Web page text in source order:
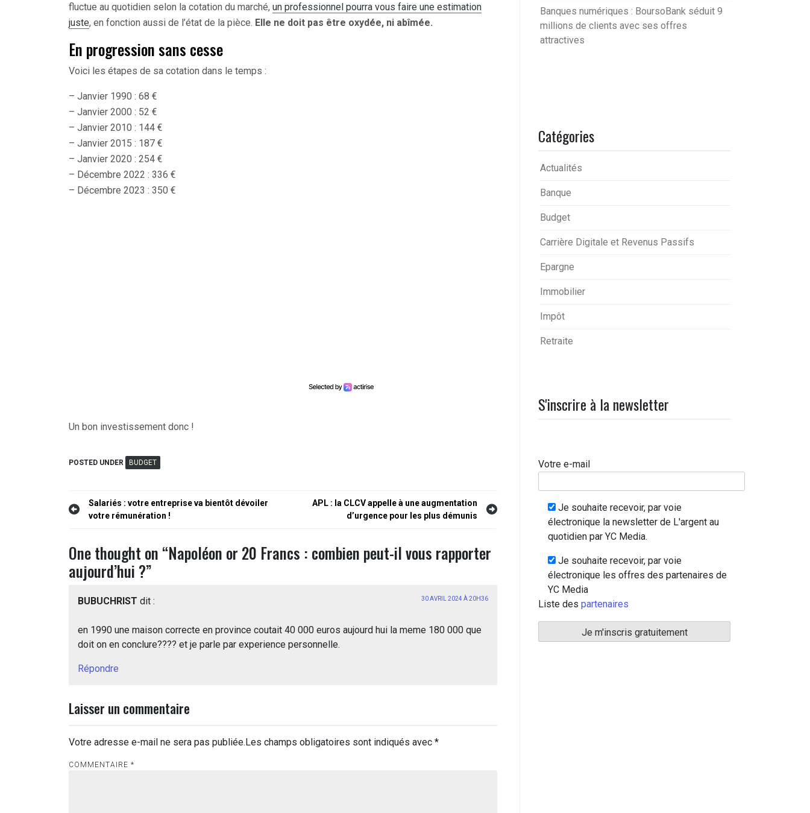
fluctue au quotidien selon la cotation du marché, un professionnel pourra vous faire une estimation
juste, en fonction aussi de l’état de la pièce. Elle ne doit pas être oxydée, ni abîmée.
En progression sans cesse
Voici les étapes de sa cotation dans le temps :
– Janvier 1990 : 68 €
– Janvier 2000 : 52 €
– Janvier 2010 : 144 €
– Janvier 2015 : 187 €
– Janvier 2020 : 254 €
– Décembre 2022 : 336 €
– Décembre 2023 : 350 €
Un bon investissement donc !
POSTED UNDER BUDGET
Navigation
l’article
Salariés : votre entreprise va bientôt dévoiler
votre rémunération !
APL : la CLCV appelle à une augmentation
d’urgence pour les plus démunis
One thought on “Napoléon or 20 Francs : combien peut-il vous rapporter
aujourd’hui ?”
BUBUCHRIST dit : 30 AVRIL 2024 À 20H36
en 1990 une maison correcte en province coutait 40 000 euros aujourd hui la meme 180 000 que
doit on en conclure???? et je parle par experience personnelle.
Répondre
Laisser un commentaire
Votre adresse e-mail ne sera pas publiée.Les champs obligatoires sont indiqués avec *
COMMENTAIRE *
Banques numériques : BoursoBank séduit 9
millions de clients avec ses offres
attractives
Catégories
Actualités
Banque
Budget
Carrière Digitale et Revenus Passifs
Epargne
Immobilier
Impôt
Retraite
S'inscrire à la newsletter
Votre e-mail
Je souhaite recevoir, par voie
électronique la newsletter de L'argent au
quotidien par YC Media.
Je souhaite recevoir, par voie
électronique les offres des partenaires de
YC Media
Liste des partenaires